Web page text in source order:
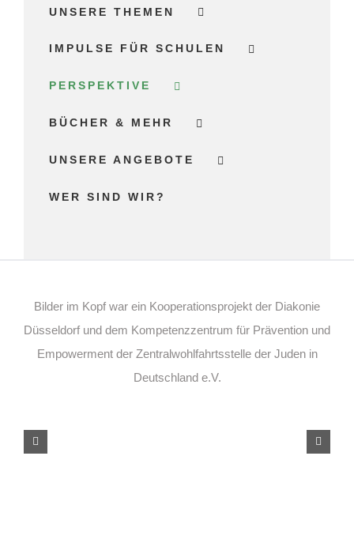
UNSERE THEMEN
IMPULSE FÜR SCHULEN
PERSPEKTIVE
BÜCHER & MEHR
UNSERE ANGEBOTE
WER SIND WIR?
Bilder im Kopf war ein Kooperationsprojekt der Diakonie
Düsseldorf und dem Kompetenzzentrum für Prävention und
Empowerment der Zentralwohlfahrtsstelle der Juden in
Deutschland e.V.